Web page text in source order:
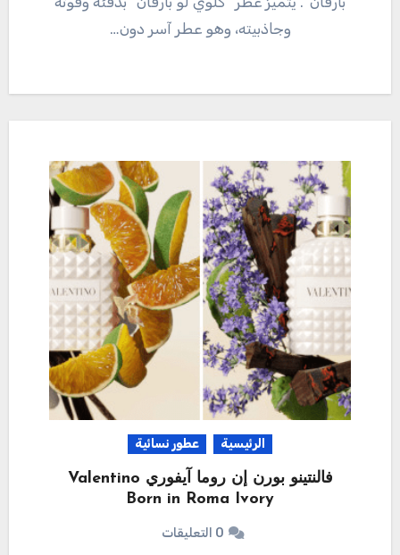
وجاذبيته، وهو عطر آسر دون…
الرئيسية عطور نسائية
فالنتينو بورن إن روما آيفوري Valentino
Born in Roma Ivory
0 التعليقات